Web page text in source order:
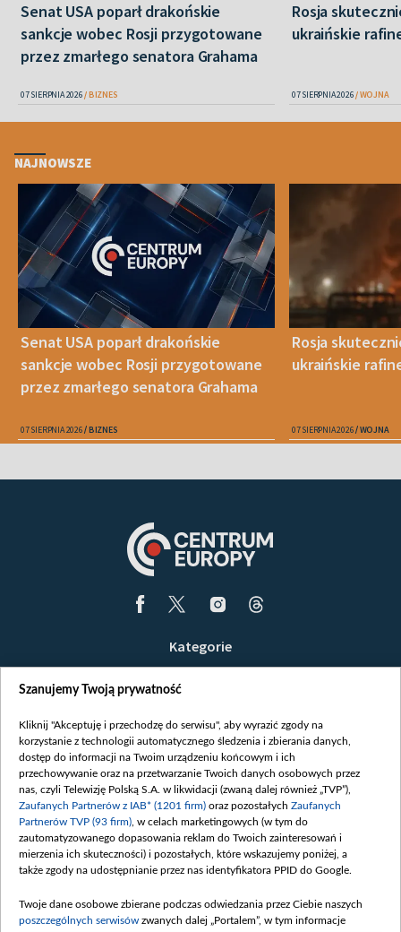
Senat USA poparł drakońskie
sankcje wobec Rosji przygotowane
przez zmarłego senatora Grahama
07 SIERPNIA 2026 BIZNES
Rosja
ukraińskie
07 SIERPNIA 2026 WOJNA
NAJNOWSZE
Senat USA poparł drakońskie
sankcje wobec Rosji przygotowane
przez zmarłego senatora Grahama
07 SIERPNIA 2026 BIZNES
Rosja
ukraińskie
07 SIERPNIA 2026 WOJNA
Kategorie
Opinie
Białoruś / Polska
Czytelnia
Centrum Europy
O nas
Kontakt
Informacje o nadawcy
Serwisy partnerskie
Szanujemy Twoją prywatność
Kliknij "Akceptuję i przechodzę do serwisu", aby wyrazić zgody na
korzystanie z technologii automatycznego śledzenia i zbierania danych,
dostęp do informacji na Twoim urządzeniu końcowym i ich
przechowywanie oraz na przetwarzanie Twoich danych osobowych przez
nas, czyli Telewizję Polską S.A. w likwidacji (zwaną dalej również „TVP”),
Zaufanych Partnerów z IAB* (1201 firm) oraz pozostałych Zaufanych
Partnerów TVP (93 firm) , w celach marketingowych (w tym do
zautomatyzowanego dopasowania reklam do Twoich zainteresowań i
mierzenia ich skuteczności) i pozostałych, które wskazujemy poniżej, a
także zgody na udostępnianie przez nas identyfikatora PPID do Google.
Twoje dane osobowe zbierane podczas odwiedzania przez Ciebie naszych
poszczególnych serwisów zwanych dalej „Portalem”, w tym informacje